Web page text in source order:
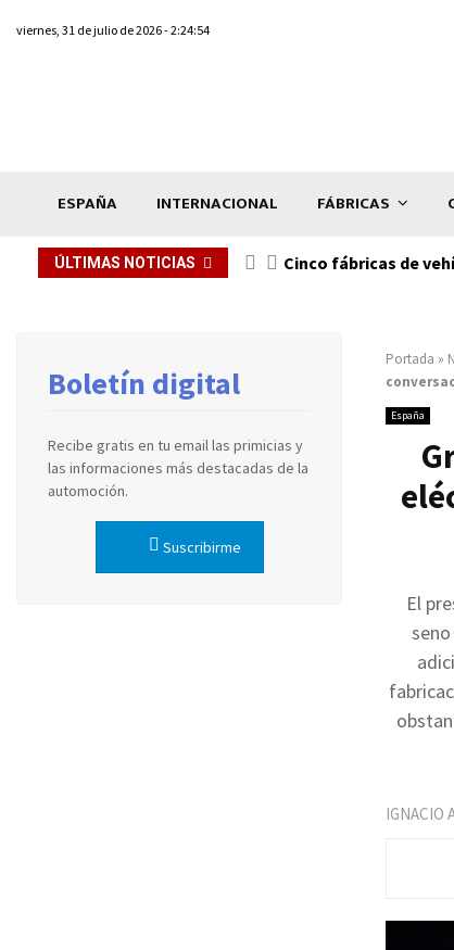
viernes, 31 de julio de 2026 - 2:24:54
ESPAÑA INTERNACIONAL FÁBRICAS
ÚLTIMAS NOTICIAS Cinco fábricas de
Portada »
España
El
IGNACIO
Boletín digital
Recibe gratis en tu email las primicias y
las informaciones más destacadas de la
automoción.
Suscribirme